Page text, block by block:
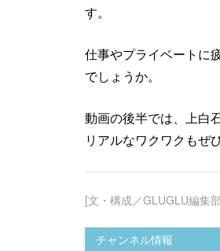
す。
仕事やプライベートに
でしょうか。
動画の後半では、上白
リアルなワクワクもぜ
[文・構成／GLUGLU編集
チャンネル情報